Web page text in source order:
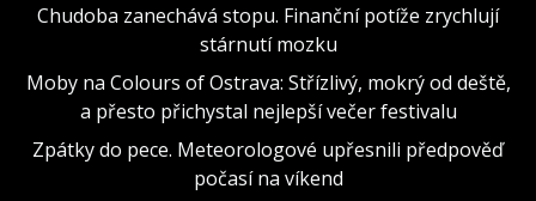
Chudoba zanechává stopu. Finanční potíže zrychlují
stárnutí mozku
Moby na Colours of Ostrava: Střízlivý, mokrý od deště,
a přesto přichystal nejlepší večer festivalu
Zpátky do pece. Meteorologové upřesnili předpověď
počasí na víkend